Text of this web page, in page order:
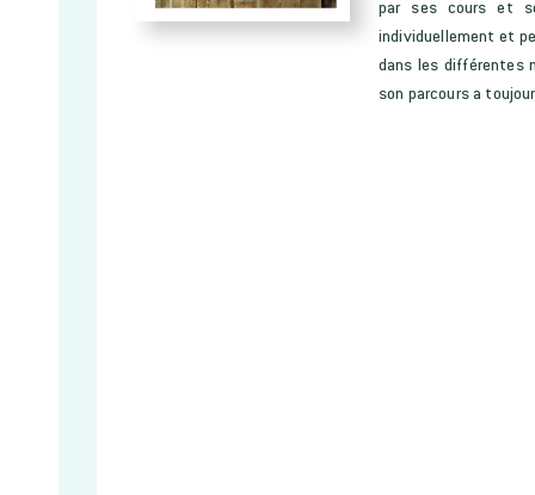
par ses cours et
individuellement et
dans les différentes
son parcours a